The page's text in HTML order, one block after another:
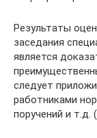
Результаты
заседания
является
следует
работниками
поручений и т.д.